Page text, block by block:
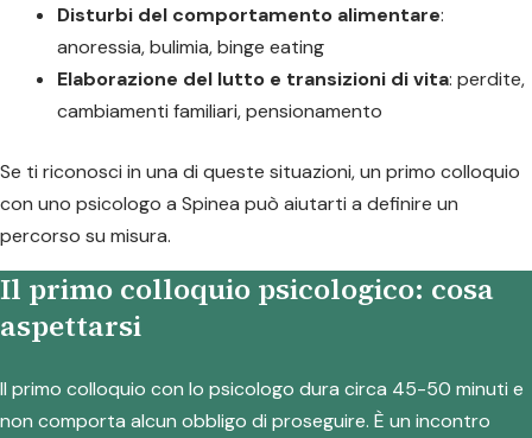
Disturbi del comportamento alimentare:
anoressia, bulimia, binge eating
Elaborazione del lutto e transizioni di vita: perdite,
cambiamenti familiari, pensionamento
Se ti riconosci in una di queste situazioni, un primo colloquio
con uno psicologo a Spinea può aiutarti a definire un
percorso su misura.
Il primo colloquio psicologico: cosa
aspettarsi
Il primo colloquio con lo psicologo dura circa 45-50 minuti e
non comporta alcun obbligo di proseguire. È un incontro